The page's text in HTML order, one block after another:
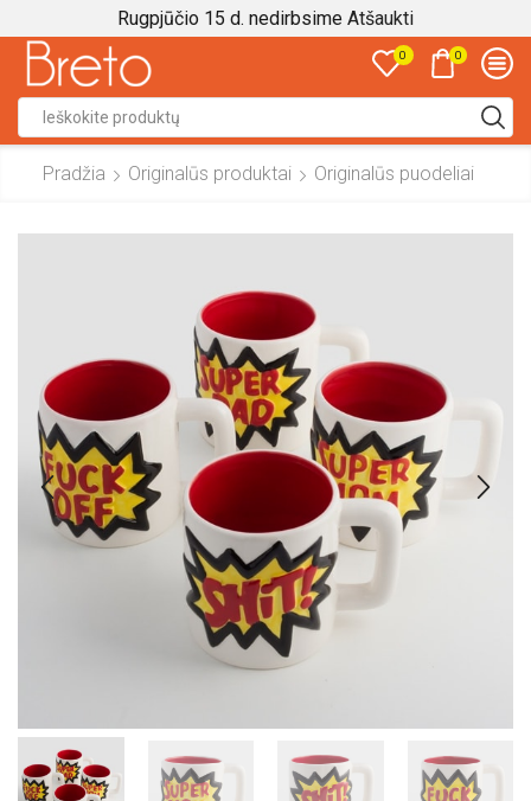
Rugpjūčio 15 d. nedirbsime Atšaukti
0 0
input
Pradžia Originalūs produktai Originalūs puodeliai